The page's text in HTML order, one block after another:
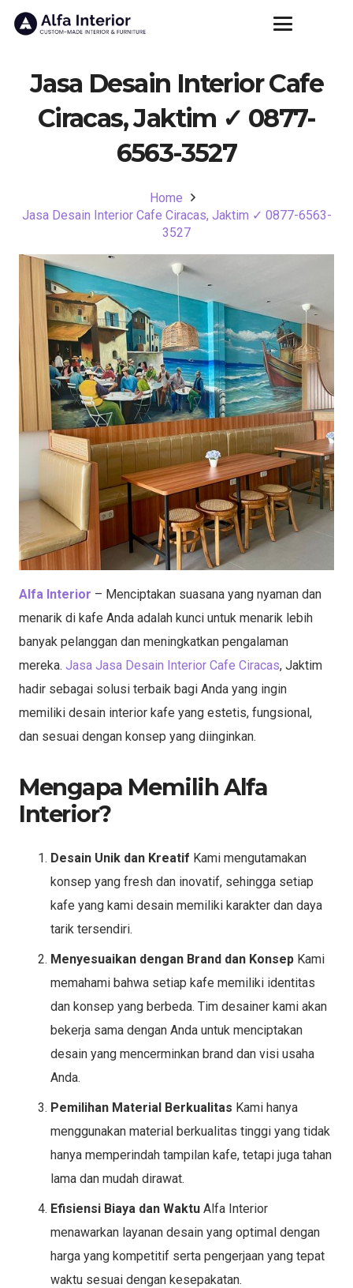
Jasa Desain Interior Cafe
Ciracas, Jaktim ✓ 0877-
6563-3527
Home
Jasa Desain Interior Cafe Ciracas, Jaktim ✓ 0877-6563-
3527
Alfa Interior – Menciptakan suasana yang nyaman dan
menarik di kafe Anda adalah kunci untuk menarik lebih
banyak pelanggan dan meningkatkan pengalaman
mereka. Jasa Jasa Desain Interior Cafe Ciracas, Jaktim
hadir sebagai solusi terbaik bagi Anda yang ingin
memiliki desain interior kafe yang estetis, fungsional,
dan sesuai dengan konsep yang diinginkan.
Mengapa Memilih Alfa
Interior?
Desain Unik dan Kreatif Kami mengutamakan
konsep yang fresh dan inovatif, sehingga setiap
kafe yang kami desain memiliki karakter dan daya
tarik tersendiri.
Menyesuaikan dengan Brand dan Konsep Kami
memahami bahwa setiap kafe memiliki identitas
dan konsep yang berbeda. Tim desainer kami akan
bekerja sama dengan Anda untuk menciptakan
desain yang mencerminkan brand dan visi usaha
Anda.
Pemilihan Material Berkualitas Kami hanya
menggunakan material berkualitas tinggi yang tidak
hanya memperindah tampilan kafe, tetapi juga tahan
lama dan mudah dirawat.
Efisiensi Biaya dan Waktu Alfa Interior
menawarkan layanan desain yang optimal dengan
harga yang kompetitif serta pengerjaan yang tepat
waktu sesuai dengan kesepakatan.